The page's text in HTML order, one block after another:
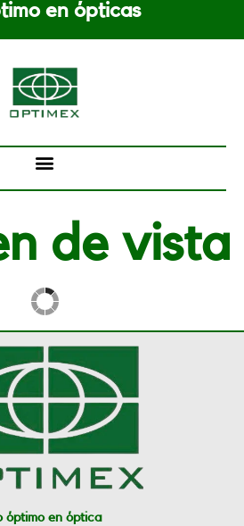
en ópticas
de vista
óptimo en óptica